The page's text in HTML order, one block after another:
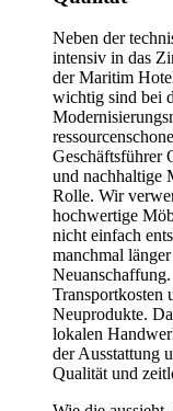
Neben der
intensiv in das
der Maritim
wichtig sind bei
Geschäftsführer
und nachhaltige
Rolle. Wir
hochwertige
nicht einfach
manchmal
Transportkosten
Neuprodukte.
lokalen
der Ausstattung
Qualität und